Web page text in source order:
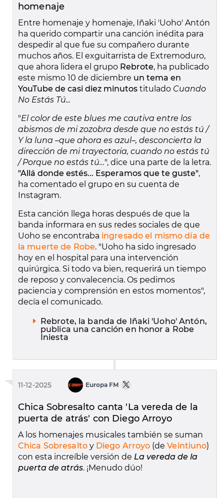
homenaje
Entre homenaje y homenaje, Iñaki 'Uoho' Antón
ha querido compartir una canción inédita para
despedir al que fue su compañero durante
muchos años. El exguitarrista de Extremoduro,
que ahora lidera el grupo Rebrote, ha publicado
este mismo 10 de diciembre un tema en
YouTube de casi diez minutos titulado Cuando
No Estás Tú...
"El color de este blues me cautiva entre los
abismos de mi zozobra desde que no estás tú /
Y la luna –que ahora es azul–, desconcierta la
dirección de mi trayectoria, cuando no estás tú
/ Porque no estás tú…", dice una parte de la letra.
"Allá donde estés... Esperamos que te guste",
ha comentado el grupo en su cuenta de
Instagram.
Esta canción llega horas después de que la
banda informara en sus redes sociales de que
Uoho se encontraba ingresado el mismo día de
la muerte de Robe. "Uoho ha sido ingresado
hoy en el hospital para una intervención
quirúrgica. Si todo va bien, requerirá un tiempo
de reposo y convalecencia. Os pedimos
paciencia y comprensión en estos momentos",
decía el comunicado.
Rebrote, la banda de Iñaki 'Uoho' Antón,
publica una canción en honor a Robe
Iniesta
11-12-2025 Europa FM
Chica Sobresalto canta 'La vereda de la
puerta de atrás' con Diego Arroyo
A los homenajes musicales también se suman
Chica Sobresaltoy Diego Arroyo (deVeintiuno)
con esta increíble versión de La vereda de la
puerta de atrás. ¡Menudo dúo!